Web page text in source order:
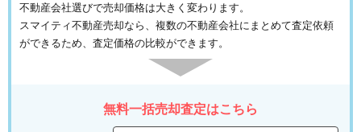
不動産会社選びで売却価格は大きく変わります。
スマイティ不動産売却なら、複数の不動産会社にまとめて査定依頼
ができるため、査定価格の比較ができます。
無料一括売却査定はこちら